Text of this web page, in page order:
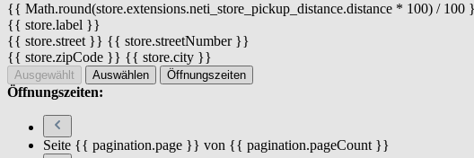
{{ Math.round(store.extensions.neti_store_pickup_distance.distance * 100) /
{{ store.label }}
{{ store.street }} {{ store.streetNumber }}
{{ store.zipCode }} {{ store.city }}
Ausgewählt Auswählen Öffnungszeiten
Öffnungszeiten:
Seite {{ pagination.page }} von {{ pagination.pageCount }}